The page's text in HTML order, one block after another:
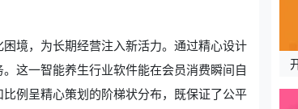
境，为长期经营注入新活力。通过精心设计
这一智能养生行业软件能在会员消费瞬间自
例呈精心策划的阶梯状分布，既保证了公平